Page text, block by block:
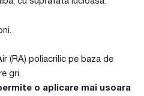
(RA) poliacrilic pe baza de
gri.
o aplicare mai usoara